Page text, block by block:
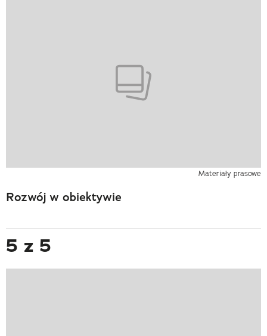
Materiały prasowe
Rozwój w obiektywie
5 z 5